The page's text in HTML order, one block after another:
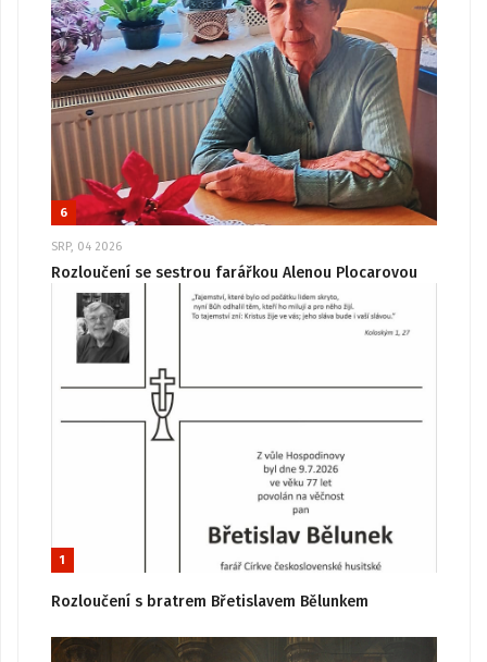
6
SRP, 04 2026
Rozloučení se sestrou farářkou Alenou Plocarovou
1
Rozloučení s bratrem Břetislavem Bělunkem